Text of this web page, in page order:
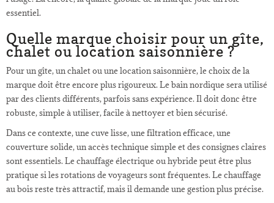
essentiel.
Quelle marque choisir pour un gîte,
chalet ou location saisonnière ?
Pour un gîte, un chalet ou une location saisonnière, le choix de la
marque doit être encore plus rigoureux. Le bain nordique sera utilisé
par des clients différents, parfois sans expérience. Il doit donc être
robuste, simple à utiliser, facile à nettoyer et bien sécurisé.
Dans ce contexte, une cuve lisse, une filtration efficace, une
couverture solide, un accès technique simple et des consignes claires
sont essentiels. Le chauffage électrique ou hybride peut être plus
pratique si les rotations de voyageurs sont fréquentes. Le chauffage
au bois reste très attractif, mais il demande une gestion plus précise.